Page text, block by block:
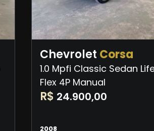
Chevrolet Corsa
1.0 Mpfi Classic Sedan
Flex 4P Manual
R$ 24.900,00
2008